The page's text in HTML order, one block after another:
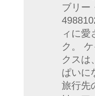
ブリー
ィに愛
ク。
クスは
ぱいに
旅行先